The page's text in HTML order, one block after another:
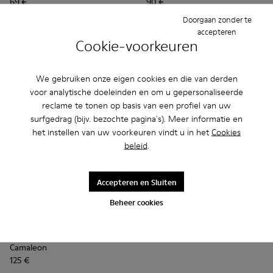
Cookie-voorkeuren
We gebruiken onze eigen cookies en die van derden
voor analytische doeleinden en om u gepersonaliseerde
reclame te tonen op basis van een profiel van uw
surfgedrag (bijv. bezochte pagina's). Meer informatie en
het instellen van uw voorkeuren vindt u in het Cookies
beleid.
Beheer cookies
Doorgaan zonder te
accepteren
Accepteren en Sluiten
Informeer mij Toevoegen
Camaleon
125 €
Path